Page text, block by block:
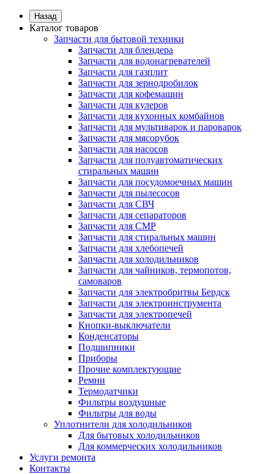
Назад
Каталог товаров
Запчасти для бытовой техники
Запчасти для блендера
Запчасти для водонагревателей
Запчасти для газплит
Запчасти для зернодробилок
Запчасти для кофемашин
Запчасти для кулеров
Запчасти для кухонных комбайнов
Запчасти для мультиварок и пароварок
Запчасти для мясорубок
Запчасти для насосов
Запчасти для полуавтоматических
стиральных машин
Запчасти для посудомоечных машин
Запчасти для пылесосов
Запчасти для СВЧ
Запчасти для сепараторов
Запчасти для СМР
Запчасти для стиральных машин
Запчасти для хлебопечей
Запчасти для холодильников
Запчасти для чайников, термопотов,
самоваров
Запчасти для электробритвы Бердск
Запчасти для электроинструмента
Запчасти для электропечей
Кнопки-выключатели
Конденсаторы
Подшипники
Приборы
Прочие комплектующие
Ремни
Термодатчики
Фильтры воздушные
Фильтры для воды
Уплотнители для холодильников
Для бытовых холодильников
Для коммерческих холодильников
Услуги ремонта
Контакты